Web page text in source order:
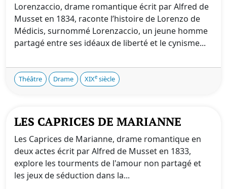
Lorenzaccio, drame romantique écrit par Alfred de
Musset en 1834, raconte l’histoire de Lorenzo de
Médicis, surnommé Lorenzaccio, un jeune homme
partagé entre ses idéaux de liberté et le cynisme...
Théâtre Drame XIXe siècle
LES CAPRICES DE MARIANNE
Les Caprices de Marianne, drame romantique en
deux actes écrit par Alfred de Musset en 1833,
explore les tourments de l'amour non partagé et
les jeux de séduction dans la...